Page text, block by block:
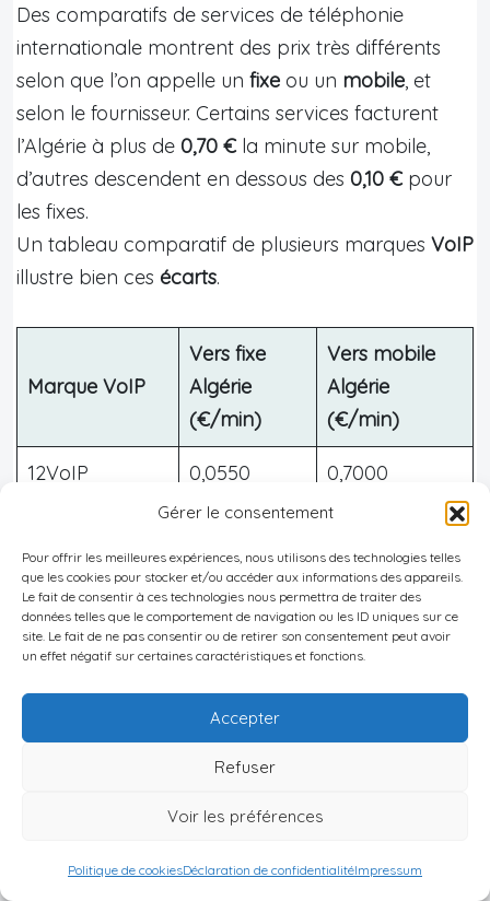
Gérer le consentement
Pour offrir les meilleures expériences, nous utilisons des technologies telles
que les cookies pour stocker et/ou accéder aux informations des appareils.
Le fait de consentir à ces technologies nous permettra de traiter des
données telles que le comportement de navigation ou les ID uniques sur ce
site. Le fait de ne pas consentir ou de retirer son consentement peut avoir
un effet négatif sur certaines caractéristiques et fonctions.
Accepter
Refuser
Voir les préférences
Politique de cookiesDéclaration de confidentialitéImpressum
Des comparatifs de services de téléphonie
internationale montrent des prix très différents
selon que l’on appelle un fixe ou un mobile, et
selon le fournisseur. Certains services facturent
l’Algérie à plus de 0,70 €la minute sur mobile,
d’autres descendent en dessous des 0,10 €pour
les fixes.
Un tableau comparatif de plusieurs marques VoIP
illustre bien ces écarts.
Marque VoIP
Vers fixe
Algérie
(€/min)
Vers mobile
Algérie
(€/min)
12VoIP 0,0550 0,7000
0,0650 0,7000
BudgetVoipCall 0,0650 0,7000
CallEasy 0,1400 0,7000
CallingCredit 0,1100 0,7000
DialCheap 0,0460 0,5890